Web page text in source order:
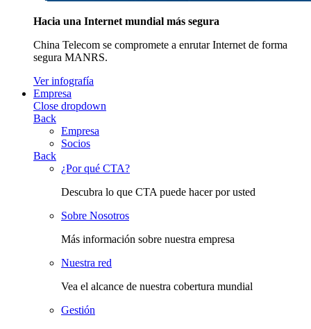
Hacia una Internet mundial más segura
China Telecom se compromete a enrutar Internet de forma
segura MANRS.
Ver infografía
Empresa
Close dropdown
Back
Empresa
Socios
Back
¿Por qué CTA?
Descubra lo que CTA puede hacer por usted
Sobre Nosotros
Más información sobre nuestra empresa
Nuestra red
Vea el alcance de nuestra cobertura mundial
Gestión